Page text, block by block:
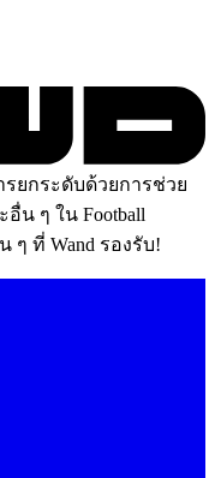
ยกระดับด้วยการช่วย
น ๆ ใน Football
ๆ ที่ Wand รองรับ!